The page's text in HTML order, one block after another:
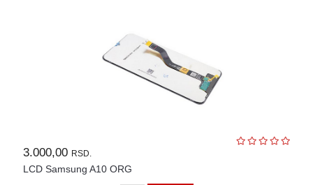
3.000,00 RSD.
LCD Samsung A10 ORG